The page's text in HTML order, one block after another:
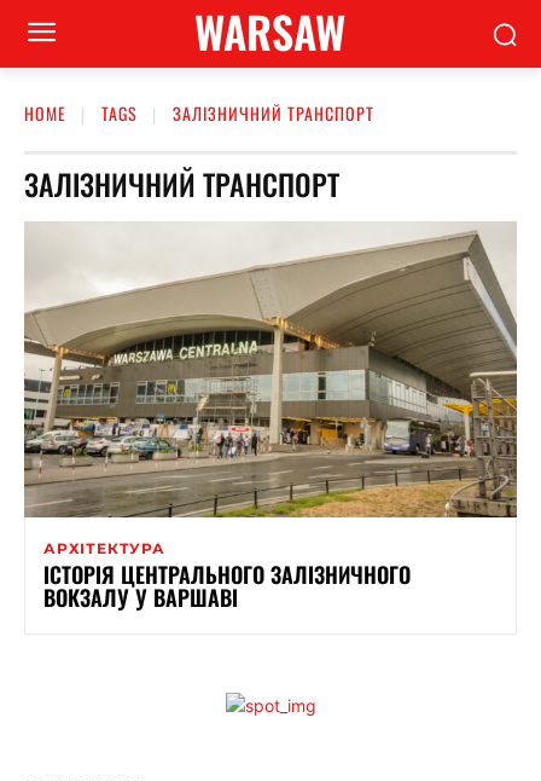
WARSAW
HOME TAGS ЗАЛІЗНИЧНИЙ ТРАНСПОРТ
ЗАЛІЗНИЧНИЙ ТРАНСПОРТ
АРХІТЕКТУРА
ІСТОРІЯ ЦЕНТРАЛЬНОГО ЗАЛІЗНИЧНОГО
ВОКЗАЛУ У ВАРШАВІ